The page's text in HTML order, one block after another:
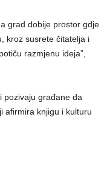
grad dobije prostor gdje
kroz susrete čitatelja i
razmjenu ideja”,
pozivaju građane da
afirmira knjigu i kulturu